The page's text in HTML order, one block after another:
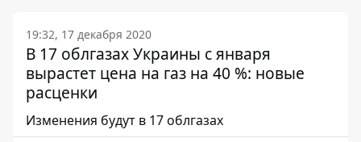
19:32, 17 декабря 2020
В 17 облгазах Украины с января
вырастет цена на газ на 40 %: новые
расценки
Изменения будут в 17 облгазах